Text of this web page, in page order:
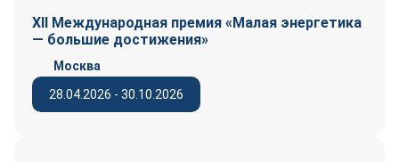
XII Международная премия «Малая энергетика
— большие достижения»
28.04.2026 - 30.10.2026
Москва